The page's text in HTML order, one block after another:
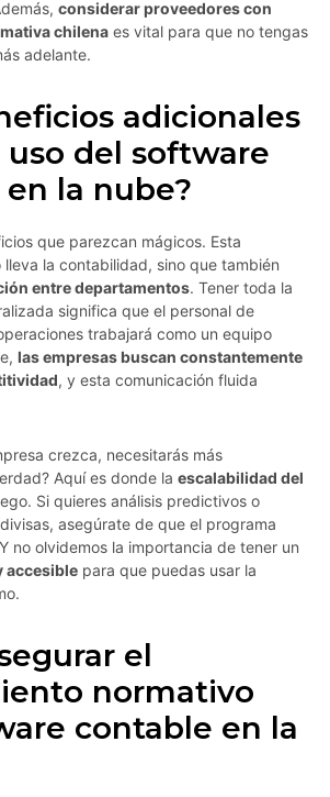
considerar proveedores con
chilena es vital para que no tengas
adelante.
adicionales
del software
la nube?
que parezcan mágicos. Esta
lleva la contabilidad, sino que también
entre departamentos. Tener toda la
significa que el personal de
trabajará como un equipo
las empresas buscan constantemente
, y esta comunicación fluida
crezca, necesitarás más
Aquí es donde la escalabilidad del
Si quieres análisis predictivos o
asegúrate de que el programa
no olvidemos la importancia de tener un
accesible para que puedas usar la
el
normativo
contable en la